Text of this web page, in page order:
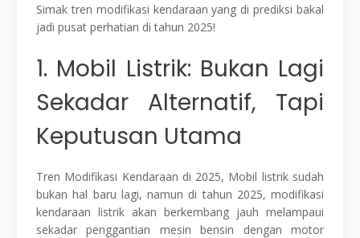
Simak tren modifikasi kendaraan yang di prediksi bakal
jadi pusat perhatian di tahun 2025!
1. Mobil Listrik: Bukan Lagi
Sekadar Alternatif, Tapi
Keputusan Utama
Tren Modifikasi Kendaraan di 2025, Mobil listrik sudah
bukan hal baru lagi, namun di tahun 2025, modifikasi
kendaraan listrik akan berkembang jauh melampaui
sekadar penggantian mesin bensin dengan motor